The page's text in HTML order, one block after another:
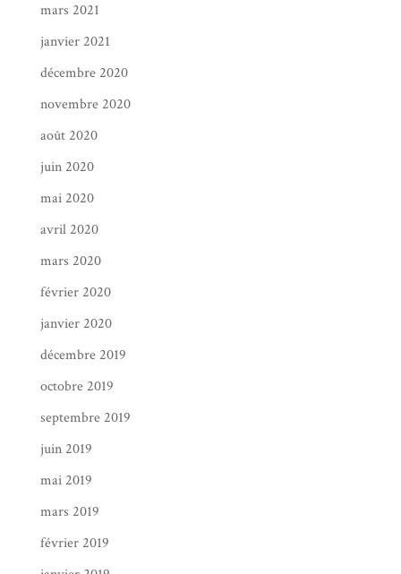
mars 2021
janvier 2021
décembre 2020
novembre 2020
août 2020
juin 2020
mai 2020
avril 2020
mars 2020
février 2020
janvier 2020
décembre 2019
octobre 2019
septembre 2019
juin 2019
mai 2019
mars 2019
février 2019